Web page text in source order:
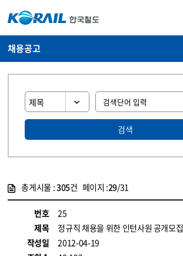
채용공고
검색
총게시물 :305건 페이지 :29/31
번호
25
제목
정규직 채용을 위한 인턴사원 공개모집
작성일
2012-04-19